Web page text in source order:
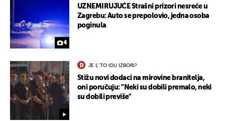
4
UZNEMIRUJUĆE Strašni prizori nesreće u
Zagrebu: Auto se prepolovio, jedna osoba
poginula
JE L' TO IDU IZBORI?
Stižu novi dodaci na mirovine branitelja,
oni poručuju: "Neki su dobili premalo, neki
su dobili previše"